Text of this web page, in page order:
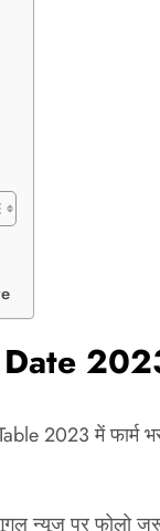
2023 में फार्म
न्यूज पर